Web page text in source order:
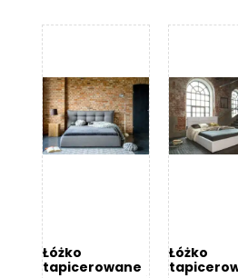
Łóżko
tapicerowane
Łóżko